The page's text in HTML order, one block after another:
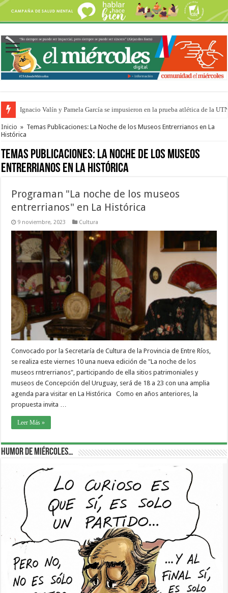
Ignacio Valín y Pamela García se impusieron en la prueba atlética de la
Traigo el litoral en mi canción: 100 años de Aníbal Sampayo
Inicio » Temas Publicaciones: La Noche de los Museos Entrerrianos en La
Histórica
Temas Publicaciones: La Noche de los Museos
Entrerrianos en La Histórica
Programan "La noche de los museos
entrerrianos" en La Histórica
9 noviembre, 2023 Cultura
Convocado por la Secretaría de Cultura de la Provincia de Entre Ríos,
se realiza este viernes 10 una nueva edición de "La noche de los
museos rntrerrianos", participando de ella sitios patrimoniales y
museos de Concepción del Uruguay, será de 18 a 23 con una amplia
agenda para visitar en La Histórica Como en años anteriores, la
propuesta invita …
Leer Más »
Humor de Miércoles…